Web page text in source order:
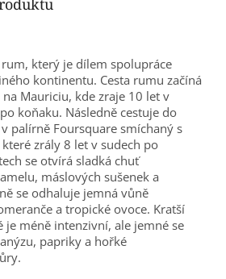
který je dílem spolupráce
kontinentu. Cesta rumu začíná
na Mauriciu, kde zraje 10 let v
koňaku. Následně cestuje do
palírně Foursquare smíchaný s
zrály 8 let v sudech po
se otvírá sladká chuť
máslových sušenek a
se odhaluje jemná vůně
a tropické ovoce. Kratší
je méně intenzivní, ale jemné se
papriky a hořké